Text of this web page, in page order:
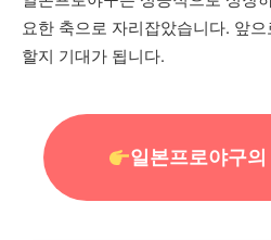
요한 축으로 자리잡았습니다. 앞
할지 기대가 됩니다.
일본프로야구의